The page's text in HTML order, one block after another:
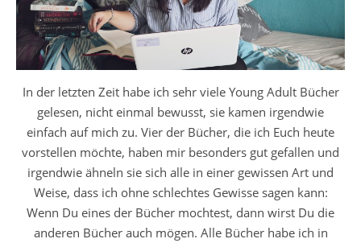
In der letzten Zeit habe ich sehr viele Young Adult Bücher
gelesen, nicht einmal bewusst, sie kamen irgendwie
einfach auf mich zu. Vier der Bücher, die ich Euch heute
vorstellen möchte, haben mir besonders gut gefallen und
irgendwie ähneln sie sich alle in einer gewissen Art und
Weise, dass ich ohne schlechtes Gewisse sagen kann:
Wenn Du eines der Bücher mochtest, dann wirst Du die
anderen Bücher auch mögen. Alle Bücher habe ich in